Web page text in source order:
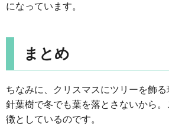
になっています。
まとめ
ちなみに、クリスマスにツリーを飾
針葉樹で冬でも葉を落とさないから
徴としているのです。